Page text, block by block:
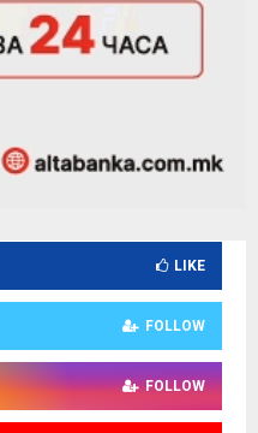
LIKE
FOLLOW
FOLLOW